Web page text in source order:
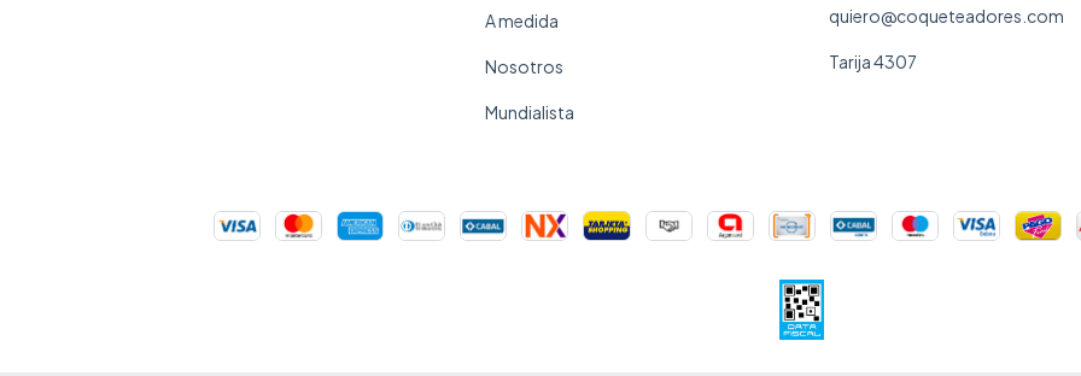
A medida
Nosotros
Mundialista
quiero@coqueteadores.com
Tarija 4307